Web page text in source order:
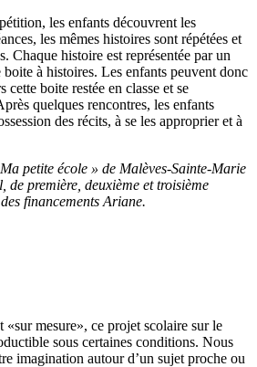
les enfants découvrent les
les mêmes histoires sont répétées et
Chaque histoire est représentée par un
à histoires. Les enfants peuvent donc
cette boite restée en classe et se
quelques rencontres, les enfants
des récits, à se les approprier et à
petite école » de Malèves-Sainte-Marie
de première, deuxième et troisième
financements Ariane.
mesure», ce projet scolaire sur le
sous certaines conditions. Nous
imagination autour d’un sujet proche ou